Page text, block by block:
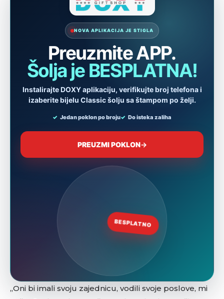
„Oni bi imali svoju zajednicu, vodili svoje poslove, mi